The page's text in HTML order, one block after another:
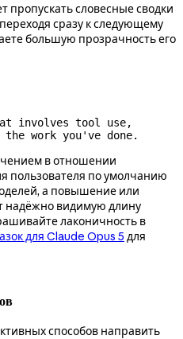
пропускать словесные сводки
сразу к следующему
большую прозрачность его
involves tool use,
work you've done.
в отношении
пользователя по умолчанию
а повышение или
надёжно видимую длину
лаконичность в
для Claude Opus 5 для
способов направить